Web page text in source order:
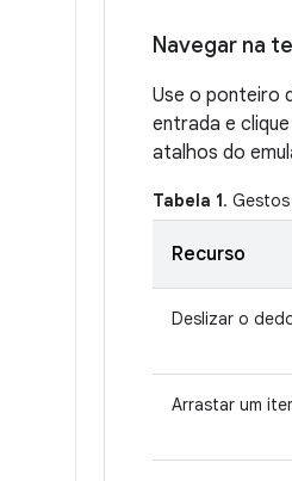
Navegar na
Use o ponteiro
entrada e
atalhos do
Tabela 1 .
Recurso
Deslizar o
Arrastar um